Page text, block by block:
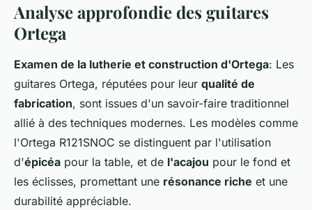
Analyse approfondie des guitares
Ortega
Examen de la lutherie et construction d'Ortega: Les
guitares Ortega, réputées pour leur qualité de
fabrication, sont issues d'un savoir-faire traditionnel
allié à des techniques modernes. Les modèles comme
l'Ortega R121SNOC se distinguent par l'utilisation
d'épicéa pour la table, et de l'acajou pour le fond et
les éclisses, promettant une résonance riche et une
durabilité appréciable.